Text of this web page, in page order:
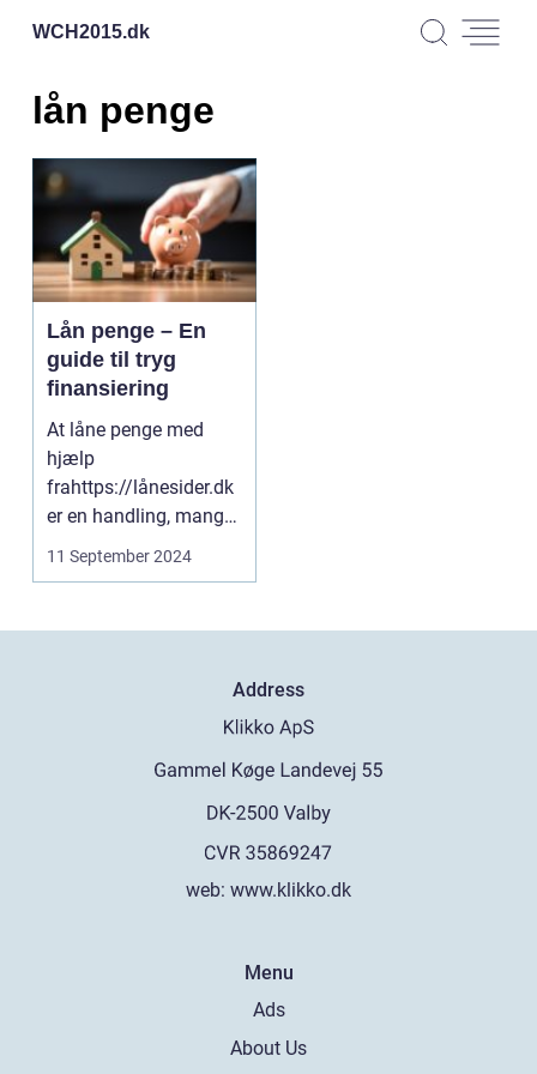
WCH2015.dk
lån penge
Lån penge – En
guide til tryg
finansiering
At låne penge med
hjælp
frahttps://lånesider.dk
er en handling, mange
mennesker tag...
11 September 2024
Address
web: www.klikko.dk
Menu
Ads
About Us